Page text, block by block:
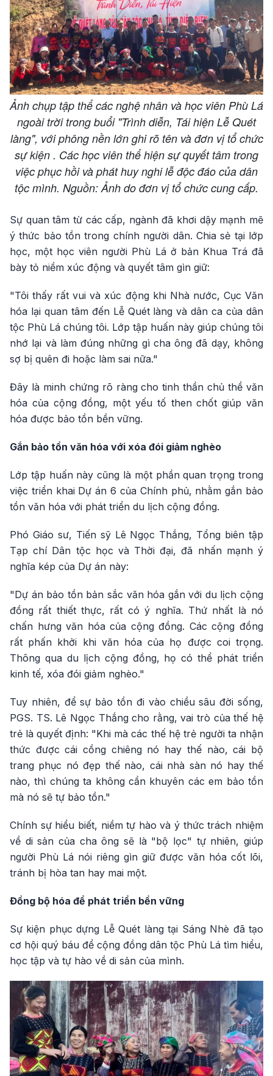
Ảnh chụp tập thể các nghệ nhân và học viên Phù Lá
ngoài trời trong buổi "Trình diễn, Tái hiện Lễ Quét
làng", với phông nền lớn ghi rõ tên và đơn vị tổ chức
sự kiện . Các học viên thể hiện sự quyết tâm trong
việc phục hồi và phát huy nghi lễ độc đáo của dân
tộc mình. Nguồn: Ảnh do đơn vị tổ chức cung cấp.
Sự quan tâm từ các cấp, ngành đã khơi dậy mạnh mẽ
ý thức bảo tồn trong chính người dân. Chia sẻ tại lớp
học, một học viên người Phù Lá ở bản Khua Trá đã
bày tỏ niềm xúc động và quyết tâm gìn giữ:
"Tôi thấy rất vui và xúc động khi Nhà nước, Cục Văn
hóa lại quan tâm đến Lễ Quét làng và dân ca của dân
tộc Phù Lá chúng tôi. Lớp tập huấn này giúp chúng tôi
nhớ lại và làm đúng những gì cha ông đã dạy, không
sợ bị quên đi hoặc làm sai nữa."
Đây là minh chứng rõ ràng cho tinh thần chủ thể văn
hóa của cộng đồng, một yếu tố then chốt giúp văn
hóa được bảo tồn bền vững.
Gắn bảo tồn văn hóa với xóa đói giảm nghèo
Lớp tập huấn này cũng là một phần quan trọng trong
việc triển khai Dự án 6 của Chính phủ, nhằm gắn bảo
tồn văn hóa với phát triển du lịch cộng đồng.
Phó Giáo sư, Tiến sỹ Lê Ngọc Thắng, Tổng biên tập
Tạp chí Dân tộc học và Thời đại, đã nhấn mạnh ý
nghĩa kép của Dự án này:
"Dự án bảo tồn bản sắc văn hóa gắn với du lịch cộng
đồng rất thiết thực, rất có ý nghĩa. Thứ nhất là nó
chấn hưng văn hóa của cộng đồng. Các cộng đồng
rất phấn khởi khi văn hóa của họ được coi trọng.
Thông qua du lịch cộng đồng, họ có thể phát triển
kinh tế, xóa đói giảm nghèo."
Tuy nhiên, để sự bảo tồn đi vào chiều sâu đời sống,
PGS. TS. Lê Ngọc Thắng cho rằng, vai trò của thế hệ
trẻ là quyết định: "Khi mà các thế hệ trẻ người ta nhận
thức được cái cồng chiêng nó hay thế nào, cái bộ
trang phục nó đẹp thế nào, cái nhà sàn nó hay thế
nào, thì chúng ta không cần khuyên các em bảo tồn
mà nó sẽ tự bảo tồn."
Chính sự hiểu biết, niềm tự hào và ý thức trách nhiệm
về di sản của cha ông sẽ là "bộ lọc" tự nhiên, giúp
người Phù Lá nói riêng gìn giữ được văn hóa cốt lõi,
tránh bị hòa tan hay mai một.
Đồng bộ hóa để phát triển bền vững
Sự kiện phục dựng Lễ Quét làng tại Sáng Nhè đã tạo
cơ hội quý báu để cộng đồng dân tộc Phù Lá tìm hiểu,
học tập và tự hào về di sản của mình.